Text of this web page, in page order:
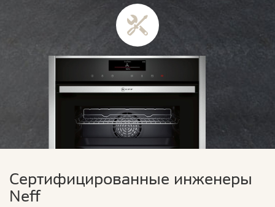
Сертифицированные инженеры
Neff